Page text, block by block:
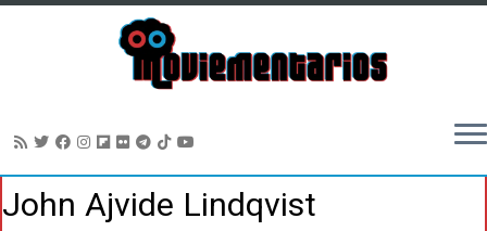
alJohn Ajvide Lindqvist